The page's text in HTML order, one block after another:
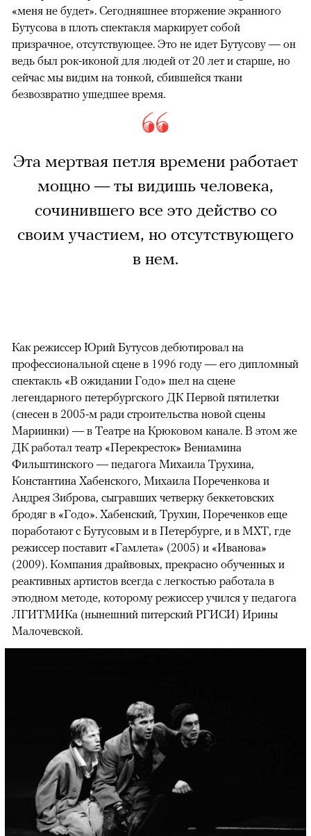
«меня не будет». Сегодняшнее вторжение экранного
Бутусова в плоть спектакля маркирует собой
призрачное, отсутствующее. Это не идет Бутусову — он
ведь был рок-иконой для людей от 20 лет и старше, но
сейчас мы видим на тонкой, сбившейся ткани
безвозвратно ушедшее время.
Эта мертвая петля времени работает
мощно — ты видишь человека,
сочинившего все это действо со
своим участием, но отсутствующего
в нем.
Как режиссер Юрий Бутусов дебютировал на
профессиональной сцене в 1996 году — его дипломный
спектакль «В ожидании Годо» шел на сцене
легендарного петербургского ДК Первой пятилетки
(снесен в 2005-м ради строительства новой сцены
Мариинки) — в Театре на Крюковом канале. В этом же
ДК работал театр «Перекресток» Вениамина
Фильштинского — педагога Михаила Трухина,
Константина Хабенского, Михаила Пореченкова и
Андрея Зиброва, сыгравших четверку беккетовских
бродяг в «Годо». Хабенский, Трухин, Пореченков еще
поработают с Бутусовым и в Петербурге, и в МХТ, где
режиссер поставит «Гамлета» (2005) и «Иванова»
(2009). Компания драйвовых, прекрасно обученных и
реактивных артистов всегда с легкостью работала в
этюдном методе, которому режиссер учился у педагога
ЛГИТМИКа (нынешний питерский РГИСИ) Ирины
Малочевской.